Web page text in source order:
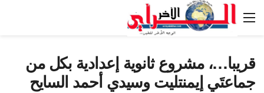
قريبا…، مشروع ثانوية إعدادية بكل من
جماعتَي إيمنتليت وسيدي أحمد السايح